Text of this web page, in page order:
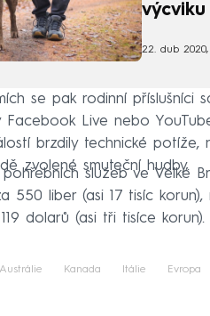
22. dub 2020,
se pak rodinní příslušníci
Facebook Live nebo
brzdily technické potíže,
zvolené smuteční hudby.
služeb ve Velké
550 liber (asi 17 tisíc
dolarů (asi tři tisíce korun).
Austrálie Kanada Itálie Evropa